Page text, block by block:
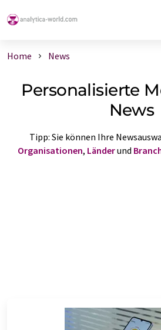
Home News
Personalisierte
News
Tipp: Sie können Ihre
Organisationen, Länderund